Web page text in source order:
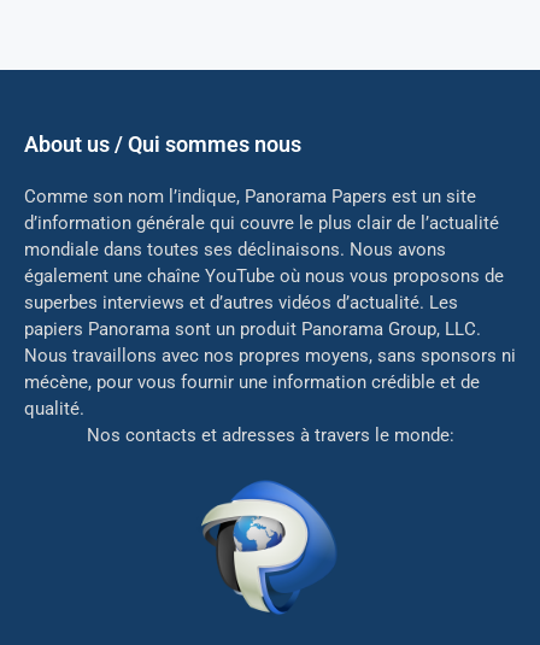
About us / Qui sommes nous
Comme son nom l’indique, Panorama Papers est un site
d’information générale qui couvre le plus clair de l’actualité
mondiale dans toutes ses déclinaisons. Nous avons
également une chaîne YouTube où nous vous proposons de
superbes interviews et d’autres vidéos d’actualité. Les
papiers Panorama sont un produit Panorama Group, LLC.
Nous travaillons avec nos propres moyens, sans sponsors ni
mécène, pour vous fournir une information crédible et de
qualité.
Nos contacts et adresses à travers le monde: